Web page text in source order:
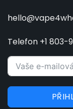
Telefon +1 803-